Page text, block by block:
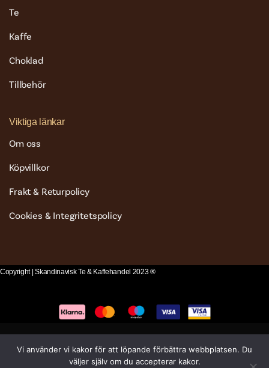
Te
Kaffe
Choklad
Tillbehör
Viktiga länkar
Om oss
Köpvillkor
Frakt & Returpolicy
Cookies & Integritetspolicy
Copyright | Skandinavisk Te & Kaffehandel 2023 ®
Vi använder vi kakor för att löpande förbättra webbplatsen. Du
väljer själv om du accepterar kakor.